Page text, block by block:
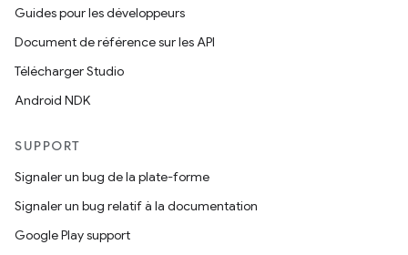
Guides pour les développeurs
Document de référence sur les API
Télécharger Studio
Android NDK
SUPPORT
Signaler un bug de la plate-forme
Signaler un bug relatif à la documentation
Google Play support